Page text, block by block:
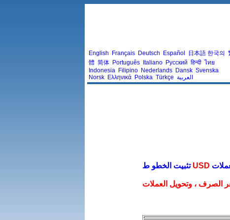
English Français Deutsch Español 日本語 한국의
體 简体 Português Italiano Русский हिन्दी ไทย
Indonesia Filipino Nederlands Dansk Svenska
Norsk Ελληνικά Polska Türkçe العربية
تثبيت الخطو ط USD
الصرف ، وتحويل العملات